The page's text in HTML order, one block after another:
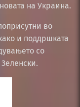
на Украина.
во
и поддршката
со